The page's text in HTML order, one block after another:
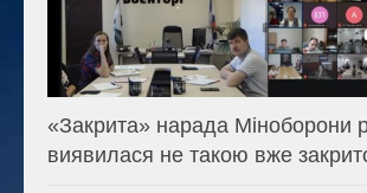
«Закрита» нарада Міноборони
виявилася не такою вже